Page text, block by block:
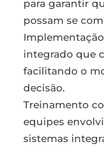
para garantir
possam se
integrado que
facilitando o
decisão.
Treinamento
equipes
sistemas